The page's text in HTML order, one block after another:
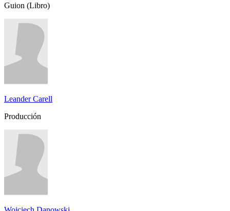
Guion (Libro)
Leander Carell
Producción